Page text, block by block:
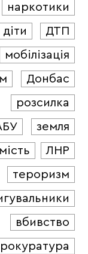
наркотики
діти
ДТП
мобілізація
Донбас
розсилка
земля
ЛНР
тероризм
вбивство